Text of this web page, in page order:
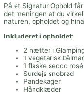
På et Signatur Ophold
det meningen at du
naturen, opholdet og
Inkluderet i opholdet:
2 nætter i
1 vegetarisk
1 flaske secco rosé
Surdejs snobrød
Pandekager
Håndklæder